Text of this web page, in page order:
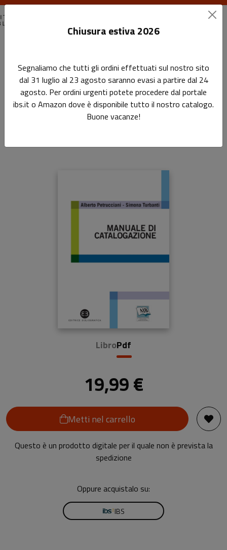
Manuale di catalogazione
Principi, casi e problemi
LibroPdf
19,99 €
Metti nel carrello
Questo è un prodotto digitale per il quale non è prevista la
spedizione
Oppure acquistalo su:
IBS
Chiusura estiva 2026
Segnaliamo che tutti gli ordini effettuati sul nostro sito
dal 31 luglio al 23 agosto saranno evasi a partire dal 24
agosto. Per ordini urgenti potete procedere dal portale
ibs.it o Amazon dove è disponibile tutto il nostro catalogo.
Buone vacanze!